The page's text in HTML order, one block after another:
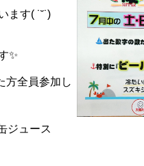
す( ˙˘˙)
✨
方全員参加し
ジュース